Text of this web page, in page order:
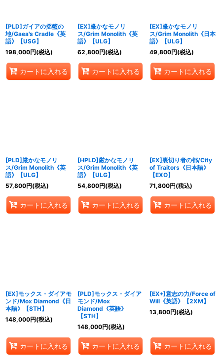
[PLD]ガイアの揺籃の
地/Gaea's Cradle《英
語》【USG】
198,000円(税込)
カートに入れる
[EX]厳かなモノリ
ス/Grim Monolith《英
語》【ULG】
62,800円(税込)
カートに入れる
[EX]厳かなモノリ
ス/Grim Monolith《日本
語》【ULG】
49,800円(税込)
カートに入れる
[PLD]厳かなモノリ
ス/Grim Monolith《英
語》【ULG】
57,800円(税込)
カートに入れる
[HPLD]厳かなモノリ
ス/Grim Monolith《英
語》【ULG】
54,800円(税込)
カートに入れる
[EX]裏切り者の都/City
of Traitors《日本語》
【EXO】
71,800円(税込)
カートに入れる
[EX]モックス・ダイアモ
ンド/Mox Diamond《日
本語》【STH】
148,000円(税込)
カートに入れる
[PLD]モックス・ダイア
モンド/Mox
Diamond《英語》
【STH】
148,000円(税込)
カートに入れる
[EX+]意志の力/Force of
Will《英語》【2XM】
13,800円(税込)
カートに入れる